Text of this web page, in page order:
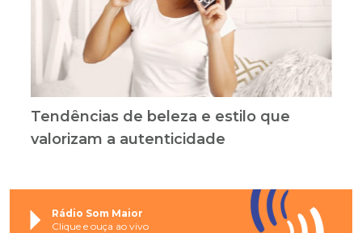
Tendências de beleza e estilo que
valorizam a autenticidade
Rádio Som Maior
Clique e ouça ao vivo